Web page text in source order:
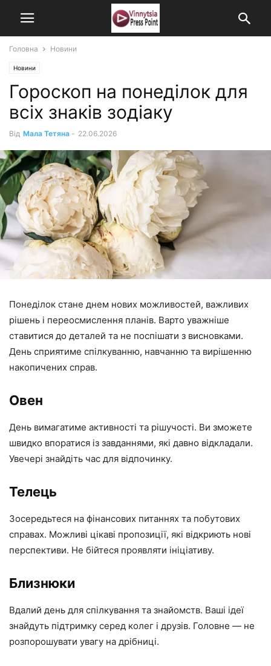
Головна Новини
Новини
Гороскоп на понеділок для
всіх знаків зодіаку
Від Мала Тетяна - 22.06.2026
Понеділок стане днем нових можливостей, важливих
рішень і переосмислення планів. Варто уважніше
ставитися до деталей та не поспішати з висновками.
День сприятиме спілкуванню, навчанню та вирішенню
накопичених справ.
Овен
День вимагатиме активності та рішучості. Ви зможете
швидко впоратися із завданнями, які давно відкладали.
Увечері знайдіть час для відпочинку.
Телець
Зосередьтеся на фінансових питаннях та побутових
справах. Можливі цікаві пропозиції, які відкриють нові
перспективи. Не бійтеся проявляти ініціативу.
Близнюки
Вдалий день для спілкування та знайомств. Ваші ідеї
знайдуть підтримку серед колег і друзів. Головне — не
розпорошувати увагу на дрібниці.